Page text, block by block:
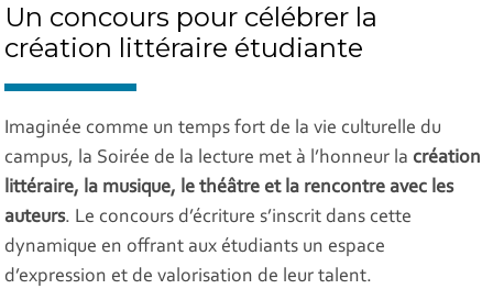
Un concours pour célébrer la
création littéraire étudiante
Imaginée comme un temps fort de la vie culturelle du
campus, la Soirée de la lecture met à l’honneur lacréation
littéraire, la musique, le théâtre et la rencontre avec les
auteurs. Le concours d’écriture s’inscrit dans cette
dynamique en offrant aux étudiants un espace
d’expression et de valorisation de leur talent.